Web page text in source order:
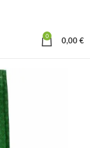
0 0,00€